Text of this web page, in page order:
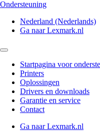
Ondersteuning
Nederland (Nederlands)
Ga naar Lexmark.nl
Startpagina voor
Printers
Oplossingen
Drivers en downloads
Garantie en service
Contact
Ga naar Lexmark.nl